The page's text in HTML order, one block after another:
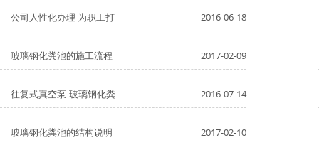
公司人性化办理 为职工打 2016-06-18
玻璃钢化粪池的施工流程 2017-02-09
往复式真空泵-玻璃钢化粪 2016-07-14
玻璃钢化粪池的结构说明 2017-02-10